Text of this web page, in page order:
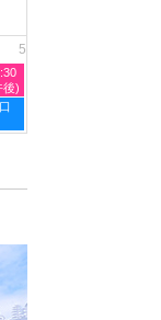
5
後)